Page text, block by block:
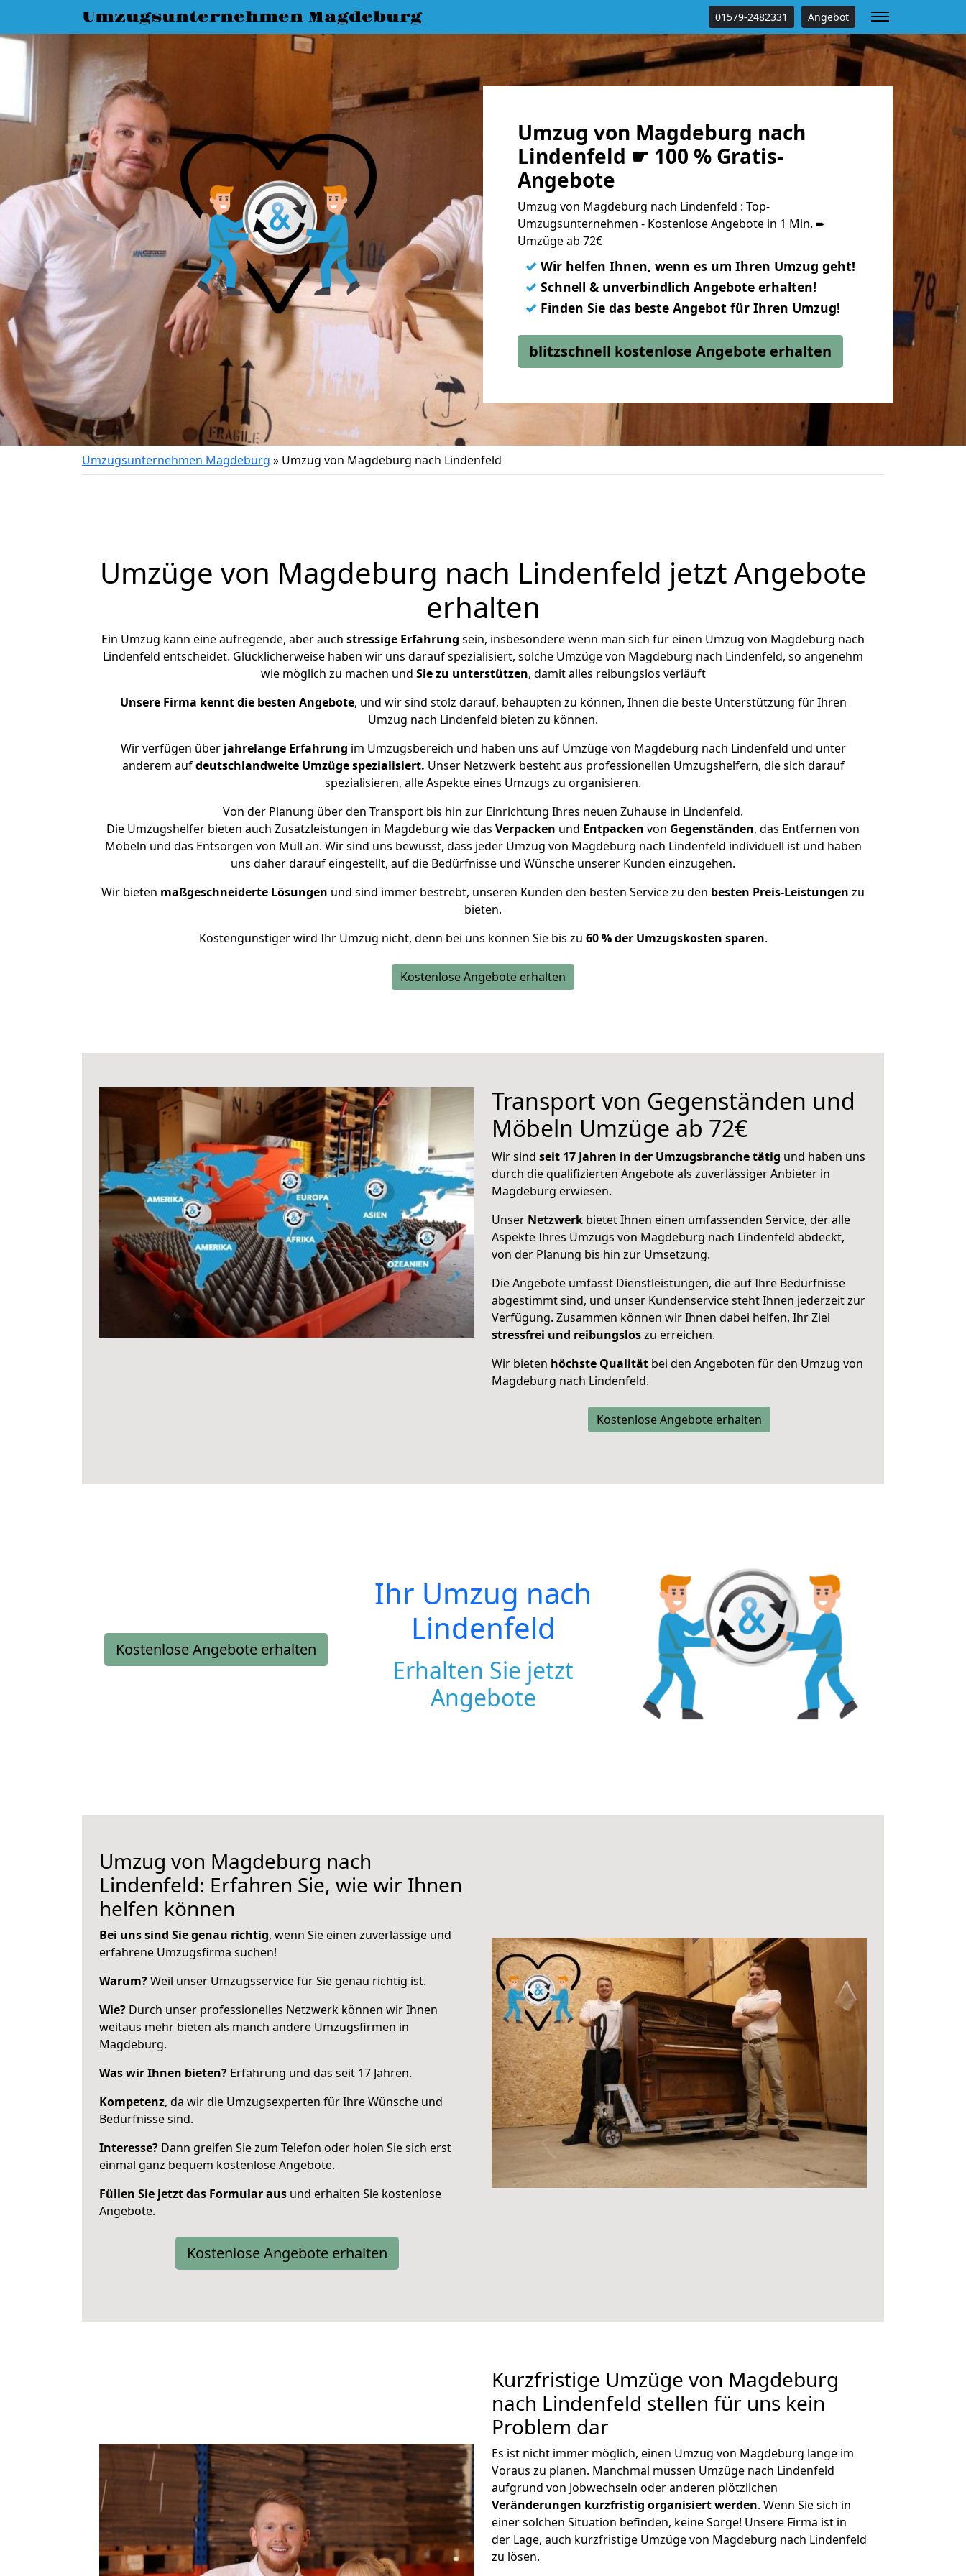
Umzugsunternehmen Magdeburg 01579-2482331 Angebot
Umzug von Magdeburg nach
Lindenfeld ☛ 100 % Gratis-
Angebote
Umzug von Magdeburg nach Lindenfeld : Top-
Umzugsunternehmen - Kostenlose Angebote in 1 Min. ➨
Umzüge ab 72€
✓ Wir helfen Ihnen, wenn es um Ihren Umzug geht!
✓ Schnell & unverbindlich Angebote erhalten!
✓ Finden Sie das beste Angebot für Ihren Umzug!
blitzschnell kostenlose Angebote erhalten
Umzugsunternehmen Magdeburg » Umzug von Magdeburg nach Lindenfeld
Umzüge von Magdeburg nach Lindenfeld jetzt Angebote
erhalten
Ein Umzug kann eine aufregende, aber auch stressige Erfahrung sein, insbesondere wenn man sich für einen Umzug von Magdeburg nach
Lindenfeld entscheidet. Glücklicherweise haben wir uns darauf spezialisiert, solche Umzüge von Magdeburg nach Lindenfeld, so angenehm
wie möglich zu machen und Sie zu unterstützen, damit alles reibungslos verläuft
Unsere Firma kennt die besten Angebote, und wir sind stolz darauf, behaupten zu können, Ihnen die beste Unterstützung für Ihren
Umzug nach Lindenfeld bieten zu können.
Wir verfügen überjahrelange Erfahrung im Umzugsbereich und haben uns auf Umzüge von Magdeburg nach Lindenfeld und unter
anderem aufdeutschlandweite Umzüge spezialisiert. Unser Netzwerk besteht aus professionellen Umzugshelfern, die sich darauf
spezialisieren, alle Aspekte eines Umzugs zu organisieren.
Von der Planung über den Transport bis hin zur Einrichtung Ihres neuen Zuhause in Lindenfeld.
Die Umzugshelfer bieten auch Zusatzleistungen in Magdeburg wie das Verpacken und Entpacken von Gegenständen, das Entfernen von
Möbeln und das Entsorgen von Müll an. Wir sind uns bewusst, dass jeder Umzug von Magdeburg nach Lindenfeld individuell ist und haben
uns daher darauf eingestellt, auf die Bedürfnisse und Wünsche unserer Kunden einzugehen.
Wir bieten maßgeschneiderte Lösungen und sind immer bestrebt, unseren Kunden den besten Service zu den besten Preis-Leistungen zu
bieten.
Kostengünstiger wird Ihr Umzug nicht, denn bei uns können Sie bis zu 60 % der Umzugskosten sparen.
Kostenlose Angebote erhalten
Transport von Gegenständen und
Möbeln Umzüge ab 72€
Wir sind seit 17 Jahren in der Umzugsbranche tätig und haben uns
durch die qualifizierten Angebote als zuverlässiger Anbieter in
Magdeburg erwiesen.
Unser Netzwerk bietet Ihnen einen umfassenden Service, der alle
Aspekte Ihres Umzugs von Magdeburg nach Lindenfeld abdeckt,
von der Planung bis hin zur Umsetzung.
Die Angebote umfasst Dienstleistungen, die auf Ihre Bedürfnisse
abgestimmt sind, und unser Kundenservice steht Ihnen jederzeit zur
Verfügung. Zusammen können wir Ihnen dabei helfen, Ihr Ziel
stressfrei und reibungsloszu erreichen.
Wir bieten höchste Qualität bei den Angeboten für den Umzug von
Magdeburg nach Lindenfeld.
Kostenlose Angebote erhalten
Kostenlose Angebote erhalten
Ihr Umzug nach
Lindenfeld
Erhalten Sie jetzt
Angebote
Umzug von Magdeburg nach
Lindenfeld: Erfahren Sie, wie wir Ihnen
helfen können
Bei uns sind Sie genau richtig, wenn Sie einen zuverlässige und
erfahrene Umzugsfirma suchen!
Warum?Weil unser Umzugsservice für Sie genau richtig ist.
Wie? Durch unser professionelles Netzwerk können wir Ihnen
weitaus mehr bieten als manch andere Umzugsfirmen in
Magdeburg.
Was wir Ihnen bieten? Erfahrung und das seit 17 Jahren.
Kompetenz, da wir die Umzugsexperten für Ihre Wünsche und
Bedürfnisse sind.
Interesse? Dann greifen Sie zum Telefon oder holen Sie sich erst
einmal ganz bequem kostenlose Angebote.
Füllen Sie jetzt das Formular aus und erhalten Sie kostenlose
Angebote.
Kostenlose Angebote erhalten
Kurzfristige Umzüge von Magdeburg
nach Lindenfeld stellen für uns kein
Problem dar
Es ist nicht immer möglich, einen Umzug von Magdeburg lange im
Voraus zu planen. Manchmal müssen Umzüge nach Lindenfeld
aufgrund von Jobwechseln oder anderen plötzlichen
Veränderungen kurzfristig organisiert werden. Wenn Sie sich in
einer solchen Situation befinden, keine Sorge! Unsere Firma ist in
der Lage, auch kurzfristige Umzüge von Magdeburg nach Lindenfeld
zu lösen.